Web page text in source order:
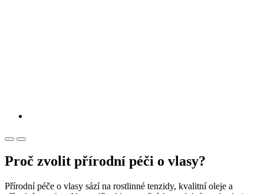
Proč zvolit přírodní péči o vlasy?
Přírodní péče o vlasy sází na rostlinné tenzidy, kvalitní oleje a